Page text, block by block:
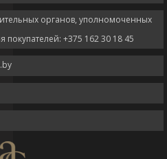
органов, уполномоченных
+375 162 30 18 45